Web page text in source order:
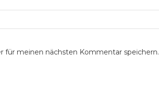
für meinen nächsten Kommentar speichern.